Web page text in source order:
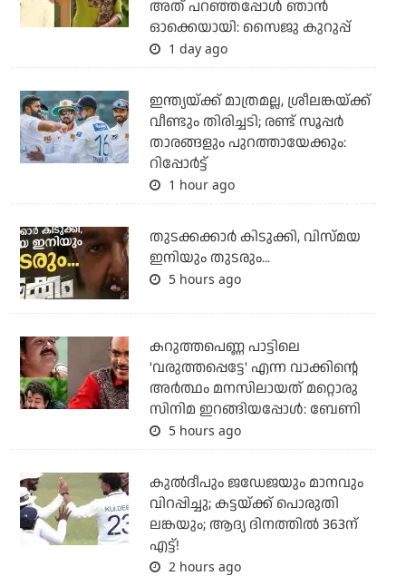
അത് പറഞ്ഞപ്പോള്‍ ഞാന്‍
ഓക്കെയായി: സൈജു കുറുപ്പ്
1 day ago
ഇന്ത്യയ്ക്ക് മാത്രമല്ല, ശ്രീലങ്കയ്ക്ക്
വീണ്ടും തിരിച്ചടി; രണ്ട് സൂപ്പര്‍
താരങ്ങളും പുറത്തായേക്കും:
റിപ്പോര്‍ട്ട്
1 hour ago
തുടക്കക്കാര്‍ കിടുക്കി, വിസ്മയ
ഇനിയും തുടരും...
5 hours ago
കറുത്തപെണ്ണ പാട്ടിലെ
'വരുത്തപ്പെട്ടേ' എന്ന വാക്കിന്റെ
അർത്ഥം മനസിലായത് മറ്റൊരു
സിനിമ ഇറങ്ങിയപ്പോൾ: ബേണി
5 hours ago
കുല്‍ദീപും ജഡേജയും മാനവും
വിറപ്പിച്ചു; കട്ടയ്ക്ക് പൊരുതി
ലങ്കയും; ആദ്യ ദിനത്തില്‍ 363ന്
എട്ട്!
2 hours ago